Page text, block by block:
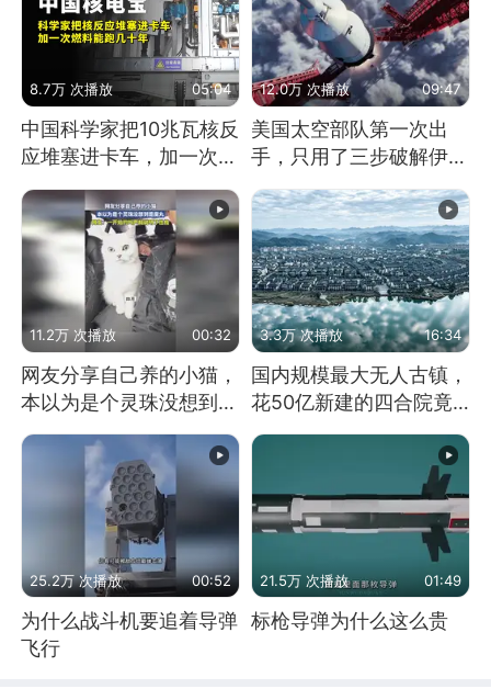
8.7万 次播放 05:04
中国科学家把10兆瓦核反
应堆塞进卡车，加一次燃
12.0万 次播放 09:47
美国太空部队第一次出
手，只用了三步破解伊朗
11.2万 次播放 00:32
网友分享自己养的小猫，
本以为是个灵珠没想到是
魔丸
3.3万 次播放 16:34
国内规模最大无人古镇，
花50亿新建的四合院竟
没人住，发生了啥
25.2万 次播放 00:52
为什么战斗机要追着导弹
飞行
21.5万 次播放 01:49
标枪导弹为什么这么贵